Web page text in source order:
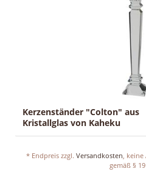
Kerzenständer "Colton" aus
Kristallglas von Kaheku
* Endpreis zzgl. Versandkosten ,
gemäß §